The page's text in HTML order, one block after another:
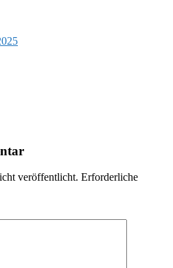
veröffentlicht. Erforderliche